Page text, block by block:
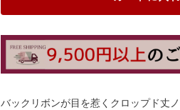
バックリボンが目を惹くクロップド丈